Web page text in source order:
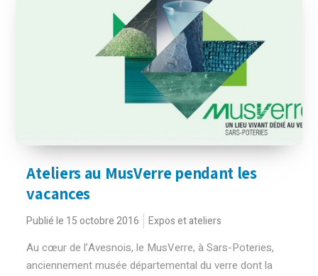
Ateliers au MusVerre pendant les
vacances
Publié le 15 octobre 2016 Expos et ateliers
Au cœur de l’Avesnois, le MusVerre, à Sars-Poteries,
anciennement musée départemental du verre dont la